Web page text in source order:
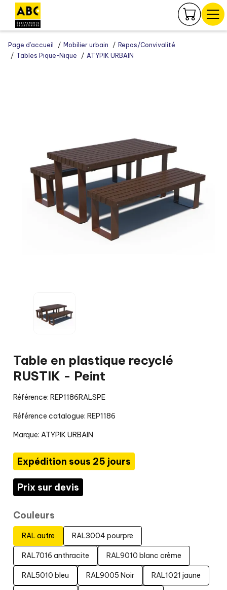
Page d’accueil Mobilier urbain
Repos/Convivalité
Tables Pique-Nique
ATYPIK URBAIN
Table en plastique recyclé
RUSTIK - Peint
Référence: REP1186RALSPE
Référence catalogue: REP1186
Marque: ATYPIK URBAIN
Expédition sous 25 jours
Prix sur devis
Couleurs
RAL autre RAL3004 pourpre
RAL7016 anthracite RAL9010 blanc crème
RAL5010 bleu RAL9005 Noir RAL1021 jaune
Panneau de gestion des cookies